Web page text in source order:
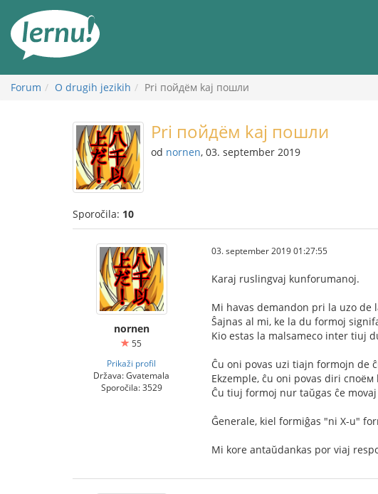
vsebini
Forum O drugih jezikih Pri пойдём kaj пошли
Pri пойдём kaj пошли
od nornen, 03. september 2019
Sporočila: 10
nornen
55
Prikaži profil
Država: Gvatemala
Sporočila: 3529
03. september 2019 01:27:55
Karaj ruslingvaj kunforumanoj.
Mi havas demandon pri la uzo
Ŝajnas al mi, ke la du formoj
Kio estas la malsameco inter tiuj
Ĉu oni povas uzi tiajn formojn de
Ekzemple, ĉu oni povas diri
Ĉu tiuj formoj nur taŭgas ĉe
Ĝenerale, kiel formiĝas "ni X-u"
Mi kore antaŭdankas por viaj